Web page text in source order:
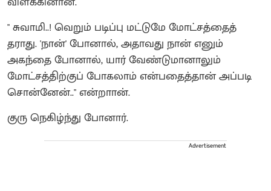
" சுவாமி..! வெறும் படிப்பு மட்டுமே மோட்சத்தைத்
தராது. 'நான்' போனால், அதாவது நான் எனும்
அகந்தை போனால், யார் வேண்டுமானாலும்
மோட்சத்திற்குப் போகலாம் என்பதைத்தான் அப்படி
சொன்னேன்.." என்றாான்.
குரு நெகிழ்ந்து போனார்.
Advertisement